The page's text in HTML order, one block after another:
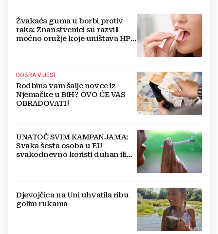
Žvakaća guma u borbi protiv
raka: Znanstvenici su razvili
moćno oružje koje uništava HPV
DOBRA VIJEST
Rodbina vam šalje novce iz
Njemačke u BiH? OVO ĆE VAS
OBRADOVATI!
UNATOČ SVIM KAMPANJAMA:
Svaka šesta osoba u EU
svakodnevno koristi duhan ili
Djevojčica na Uni uhvatila ribu
golim rukama